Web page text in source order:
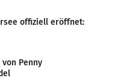
offiziell eröffnet:
Penny